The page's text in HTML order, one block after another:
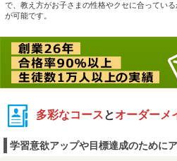
で、教え方がお子さまの性格やクセに合ってい
が可能です。
多彩なコースとオーダーメ
学習意欲アップや目標達成のために